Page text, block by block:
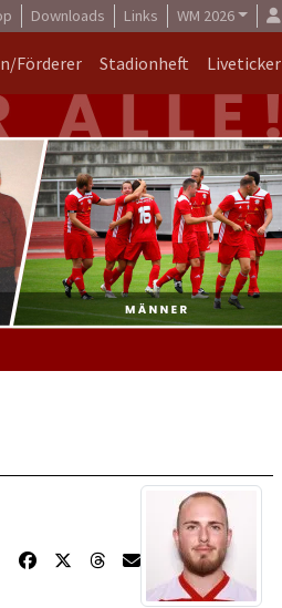
Downloads Links WM 2026
Förderer Stadionheft Liveticker